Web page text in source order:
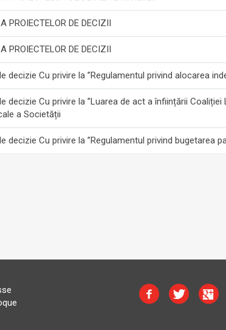
PROIECTELOR DE DECIZII
PROIECTELOR DE DECIZII
Cu privire la ”Regulamentul privind alocarea
decizie Cu privire la ”Luarea de act a înființării
a Societății
Cu privire la ”Regulamentul privind bugetarea